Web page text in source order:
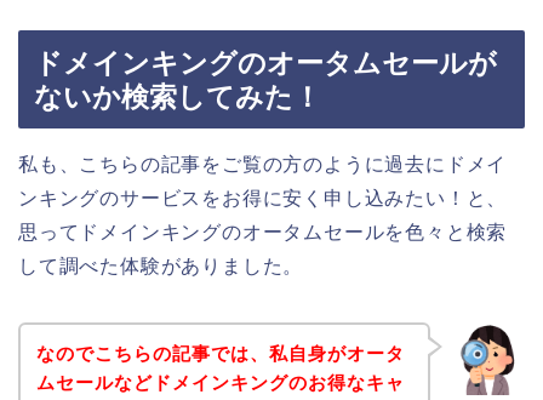
ドメインキングのオータムセールが
ないか検索してみた！
私も、こちらの記事をご覧の方のように過去にドメイ
ンキングのサービスをお得に安く申し込みたい！と、
思ってドメインキングのオータムセールを色々と検索
して調べた体験がありました。
なのでこちらの記事では、私自身がオータ
ムセールなどドメインキングのお得なキャ